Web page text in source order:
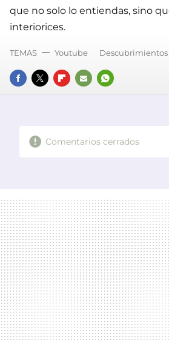
que no solo lo entiendas, sino
interiorices.
FACEBOOK
TWITTERFLIPBOARD
E-
WHATSAPP
TEMAS Youtube Descubrimientos
Comentarios cerrados